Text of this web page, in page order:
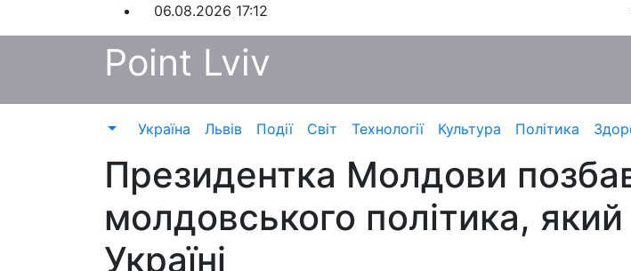
до
06.08.2026 17:12
Point Lviv
Україна Львів Події Світ Технології Культура Політика
Президентка Молдови
молдовського політика,
Україні